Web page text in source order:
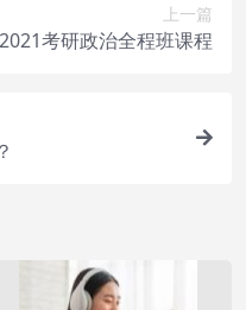
上一篇
考研政治全程班课程